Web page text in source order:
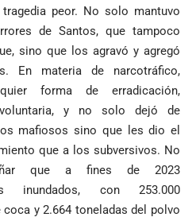
peor. No solo mantuvo
de Santos, que tampoco
sino que los agravó y agregó
En materia de narcotráfico,
forma de erradicación,
y no solo dejó de
mafiosos sino que les dio el
que a los subversivos. No
que a fines de 2023
inundados, con 253.000
coca y 2.664 toneladas del polvo